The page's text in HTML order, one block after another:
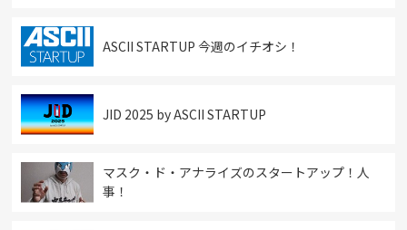
ASCII STARTUP 今週のイチオシ！
JID 2025 by ASCII STARTUP
マスク・ド・アナライズのスタートアップ！人
事！